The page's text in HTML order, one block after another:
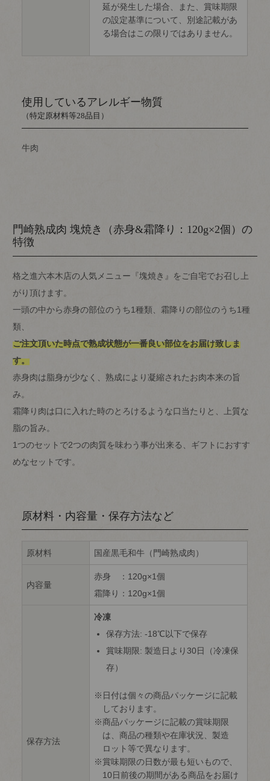
延が発生した場合、また、賞味期限
の設定基準について、別途記載があ
る場合はこの限りではありません。
使用しているアレルギー物質
（特定原材料等28品目）
牛肉
門崎熟成肉 塊焼き（赤身&霜降り：120g×2個）の
特徴
格之進六本木店の人気メニュー『塊焼き』をご自宅でお召し上
がり頂けます。
一頭の中から赤身の部位のうち1種類、霜降りの部位のうち1種
類、
ご注文頂いた時点で熟成状態が一番良い部位をお届け致しま
す。
赤身肉は脂身が少なく、熟成により凝縮されたお肉本来の旨
み。
霜降り肉は口に入れた時のとろけるような口当たりと、上質な
脂の旨み。
1つのセットで2つの肉質を味わう事が出来る、ギフトにおすす
めなセットです。
原材料・内容量・保存方法など
原材料 国産黒毛和牛（門崎熟成肉）
内容量
赤身 ：120g×1個
霜降り：120g×1個
保存方法
冷凍
保存方法: -18℃以下で保存
賞味期限: 製造日より30日（冷凍保
存）
日付は個々の商品パッケージに記載
しております。
商品パッケージに記載の賞味期限
は、商品の種類や在庫状況、製造
ロット等で異なります。
賞味期限の日数が最も短いもので、
10日前後の期間がある商品をお届け